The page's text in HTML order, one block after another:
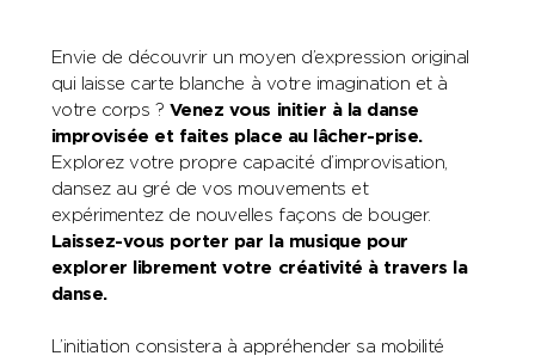
Envie de découvrir un moyen d’expression original
qui laisse carte blanche à votre imagination et à
votre corps ? Venez vous initier à la danse
improvisée et faites place au lâcher-prise.
Explorez votre propre capacité d’improvisation,
dansez au gré de vos mouvements et
expérimentez de nouvelles façons de bouger.
Laissez-vous porter par la musique pour
explorer librement votre créativité à travers la
danse.
L’initiation consistera à appréhender sa mobilité